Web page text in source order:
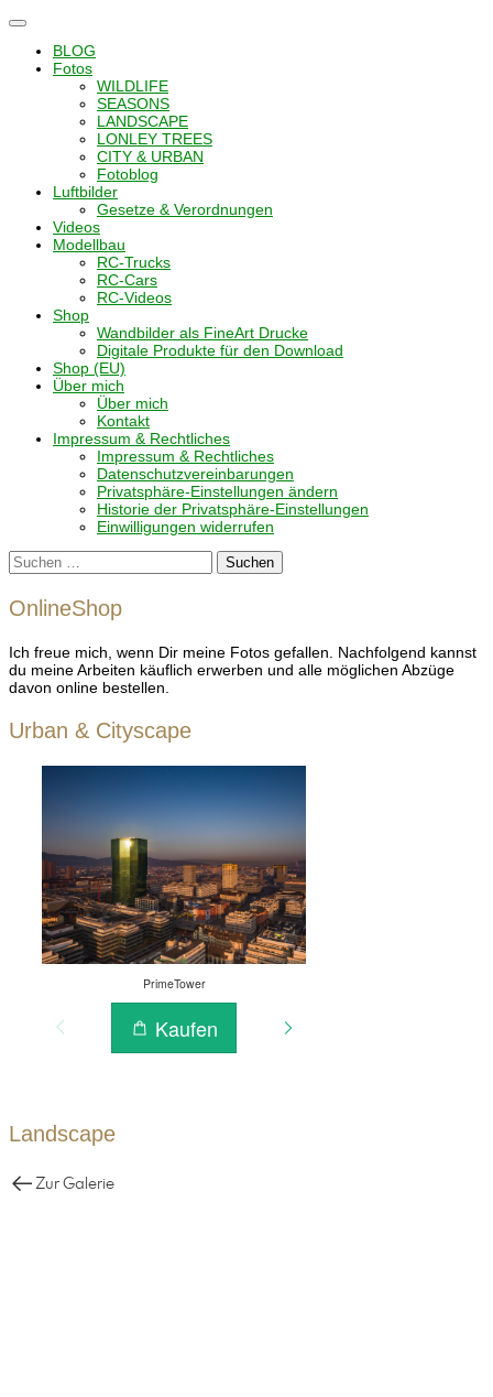
Navigation
umschalten
BLOG
Fotos
WILDLIFE
SEASONS
LANDSCAPE
LONLEY TREES
CITY & URBAN
Fotoblog
Luftbilder
Gesetze & Verordnungen
Videos
Modellbau
RC-Trucks
RC-Cars
RC-Videos
Shop
Wandbilder als FineArt Drucke
Digitale Produkte für den Download
Shop (EU)
Über mich
Über mich
Kontakt
Impressum & Rechtliches
Impressum & Rechtliches
Datenschutzvereinbarungen
Privatsphäre-Einstellungen ändern
Historie der Privatsphäre-Einstellungen
Einwilligungen widerrufen
Suchen
nach:
OnlineShop
Ich freue mich, wenn Dir meine Fotos gefallen. Nachfolgend kannst
du meine Arbeiten käuflich erwerben und alle möglichen Abzüge
davon online bestellen.
Urban & Cityscape
Landscape